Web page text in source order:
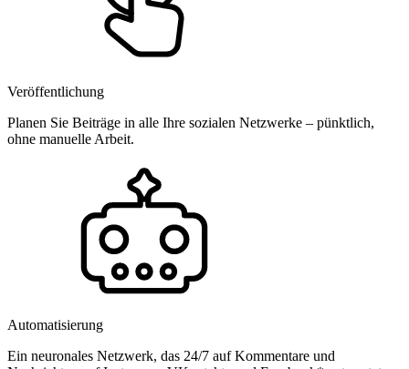
Veröffentlichung
Planen Sie Beiträge in alle Ihre sozialen Netzwerke – pünktlich,
ohne manuelle Arbeit.
Automatisierung
Ein neuronales Netzwerk, das 24/7 auf Kommentare und